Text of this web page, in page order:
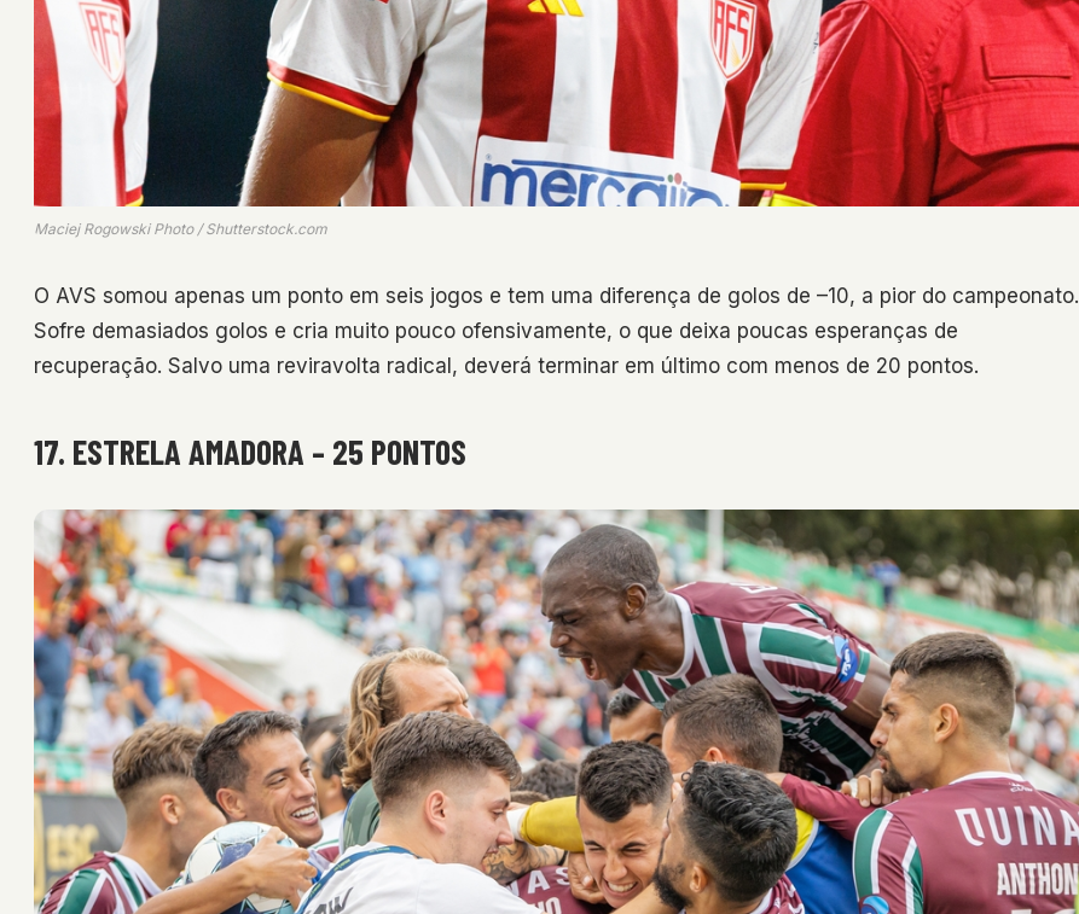
Maciej Rogowski Photo / Shutterstock.com
O AVS somou apenas um ponto em seis jogos e tem uma diferença de golos de –10, a pior do campeonato.
Sofre demasiados golos e cria muito pouco ofensivamente, o que deixa poucas esperanças de
recuperação. Salvo uma reviravolta radical, deverá terminar em último com menos de 20 pontos.
17. ESTRELA AMADORA – 25 PONTOS